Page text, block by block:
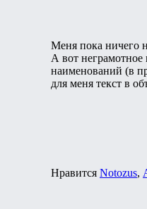
Меня пока ничего
А вот
наименований (в
для меня текст в
Нравится Notozus,